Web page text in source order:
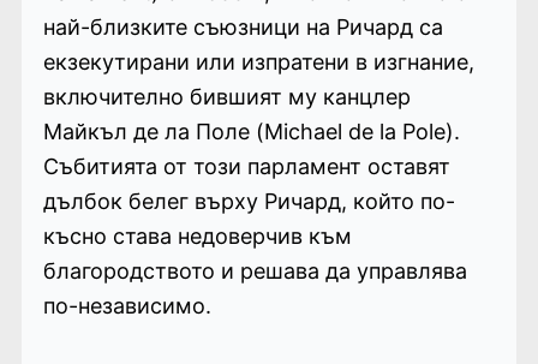
най-близките съюзници на Ричард са
екзекутирани или изпратени в изгнание,
включително бившият му канцлер
Майкъл де ла Поле (Michael de la Pole).
Събитията от този парламент оставят
дълбок белег върху Ричард, който по-
късно става недоверчив към
благородството и решава да управлява
по-независимо.